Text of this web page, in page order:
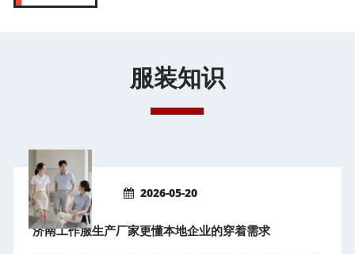
服装知识
2026-05-20
济南工作服生产厂家更懂本地企业的穿着需求